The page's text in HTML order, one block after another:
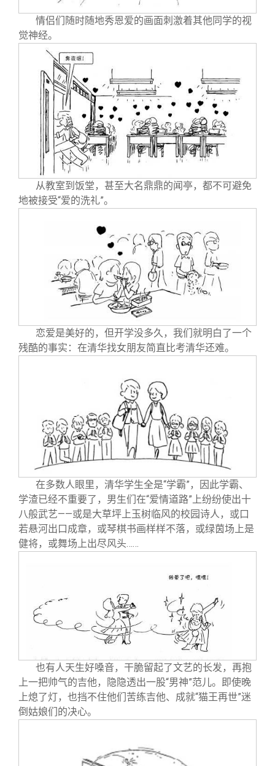
情侣们随时随地秀恩爱的画面刺激着其他同学的视
觉神经。
从教室到饭堂，甚至大名鼎鼎的闻亭，都不可避免
地被接受“爱的洗礼”。
恋爱是美好的，但开学没多久，我们就明白了一个
残酷的事实：在清华找女朋友简直比考清华还难。
在多数人眼里，清华学生全是“学霸”，因此学霸、
学渣已经不重要了，男生们在“爱情道路”上纷纷使出十
八般武艺——或是大草坪上玉树临风的校园诗人，或口
若悬河出口成章，或琴棋书画样样不落，或绿茵场上是
健将，或舞场上出尽风头……
也有人天生好嗓音，干脆留起了文艺的长发，再抱
上一把帅气的吉他，隐隐透出一股“男神”范儿。即使晚
上熄了灯，也挡不住他们苦练吉他、成就“猫王再世”迷
倒姑娘们的决心。